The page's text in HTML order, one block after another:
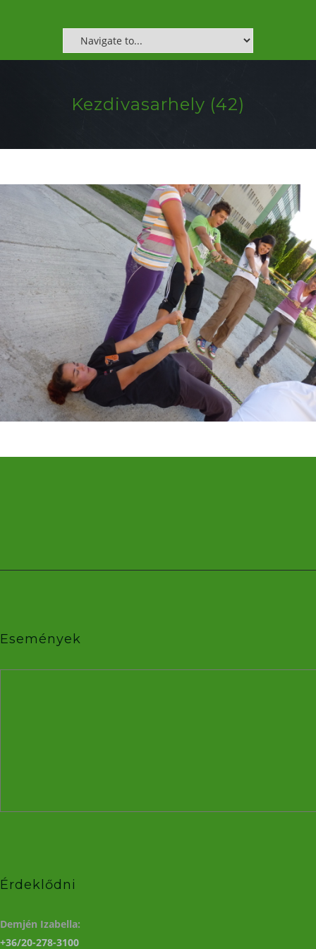
Kezdivasarhely (42)
Események
Érdeklődni
Demjén Izabella:
+36/20-278-3100